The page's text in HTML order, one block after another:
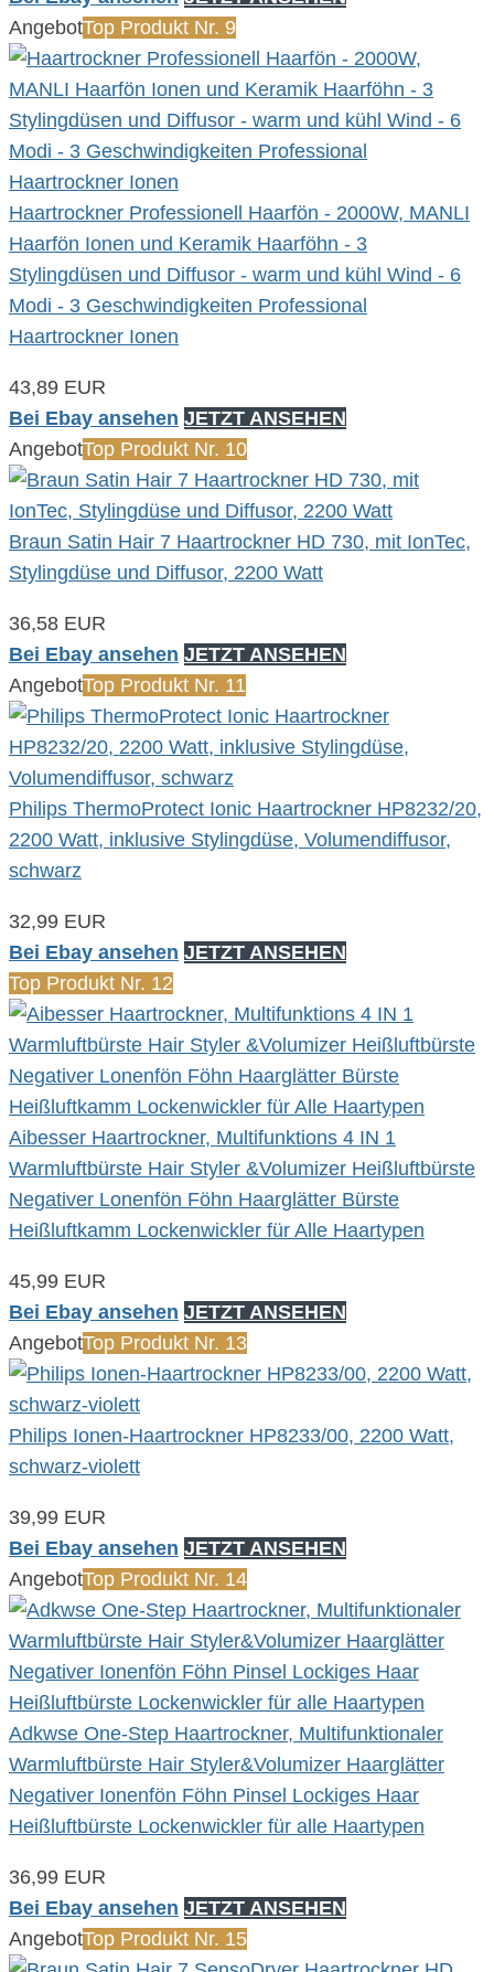
AngebotTop Produkt Nr. 9
Haartrockner Professionell Haarfön - 2000W, MANLI
Haarfön Ionen und Keramik Haarföhn - 3
Stylingdüsen und Diffusor - warm und kühl Wind - 6
Modi - 3 Geschwindigkeiten Professional
Haartrockner Ionen
43,89 EUR
Bei Ebay ansehen JETZT ANSEHEN
AngebotTop Produkt Nr. 10
Braun Satin Hair 7 Haartrockner HD 730, mit IonTec,
Stylingdüse und Diffusor, 2200 Watt
36,58 EUR
Bei Ebay ansehen JETZT ANSEHEN
AngebotTop Produkt Nr. 11
Philips ThermoProtect Ionic Haartrockner HP8232/20,
2200 Watt, inklusive Stylingdüse, Volumendiffusor,
schwarz
32,99 EUR
Bei Ebay ansehen JETZT ANSEHEN
Top Produkt Nr. 12
Aibesser Haartrockner, Multifunktions 4 IN 1
Warmluftbürste Hair Styler &Volumizer Heißluftbürste
Negativer Lonenfön Föhn Haarglätter Bürste
Heißluftkamm Lockenwickler für Alle Haartypen
45,99 EUR
Bei Ebay ansehen JETZT ANSEHEN
AngebotTop Produkt Nr. 13
Philips Ionen-Haartrockner HP8233/00, 2200 Watt,
schwarz-violett
39,99 EUR
Bei Ebay ansehen JETZT ANSEHEN
AngebotTop Produkt Nr. 14
Adkwse One-Step Haartrockner, Multifunktionaler
Warmluftbürste Hair Styler&Volumizer Haarglätter
Negativer Ionenfön Föhn Pinsel Lockiges Haar
Heißluftbürste Lockenwickler für alle Haartypen
36,99 EUR
Bei Ebay ansehen JETZT ANSEHEN
AngebotTop Produkt Nr. 15